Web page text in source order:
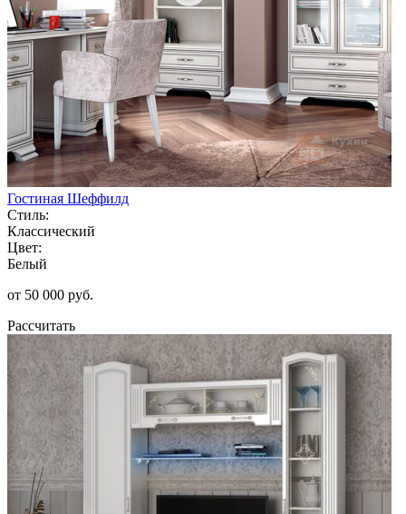
Гостиная Шеффилд
Стиль:
Классический
Цвет:
Белый
от 50 000 руб.
Рассчитать